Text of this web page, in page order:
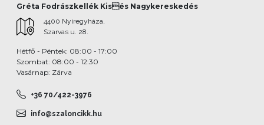
Gréta Fodrászkellék Kisés Nagykereskedés
4400 Nyíregyháza,
Szarvas u. 28.
Hétfő - Péntek: 08:00 - 17:00
Szombat: 08:00 - 12:30
Vasárnap: Zárva
+36 70/422-3976
info@szaloncikk.hu